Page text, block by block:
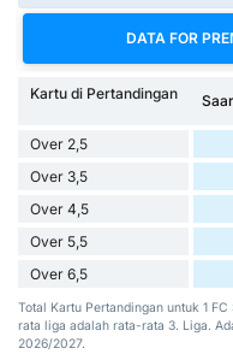
DATA FOR
Kartu di Pertandingan
Over 2,5
Over 3,5
Over 4,5
Over 5,5
Over 6,5
Total Kartu Pertandingan untuk 1
rata liga adalah rata-rata 3. Liga.
2026/2027.